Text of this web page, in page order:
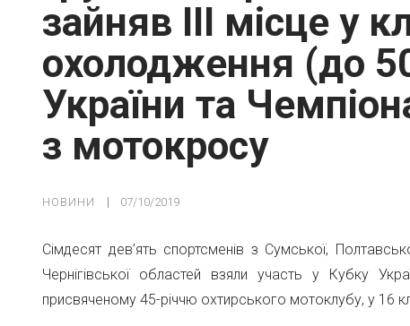
зайняв ІІІ місце у
охолодження (до
України та
з мотокросу
НОВИНИ 07/10/2019
Сімдесят дев’ять спортсменів з Сумської,
Чернігівської областей взяли участь у Кубку
присвяченому 45-річчю охтирського мотоклубу, у 16